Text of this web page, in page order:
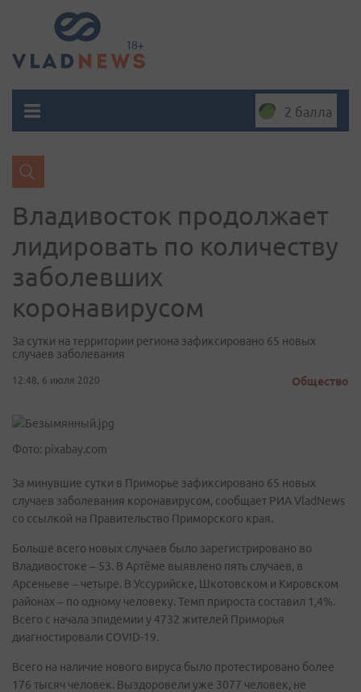
2 балла
Владивосток продолжает
лидировать по количеству
заболевших
коронавирусом
За сутки на территории региона зафиксировано 65 новых
случаев заболевания
12:48, 6 июля 2020 Общество
Фото: pixabay.com
За минувшие сутки в Приморье зафиксировано 65 новых
случаев заболевания коронавирусом, сообщает РИА VladNews
со ссылкой на Правительство Приморского края.
Больше всего новых случаев было зарегистрировано во
Владивостоке – 53. В Артёме выявлено пять случаев, в
Арсеньеве – четыре. В Уссурийске, Шкотовском и Кировском
районах – по одному человеку. Темп прироста составил 1,4%.
Всего с начала эпидемии у 4732 жителей Приморья
диагностировали COVID-19.
Всего на наличие нового вируса было протестировано более
176 тысяч человек. Выздоровели уже 3077 человек, не